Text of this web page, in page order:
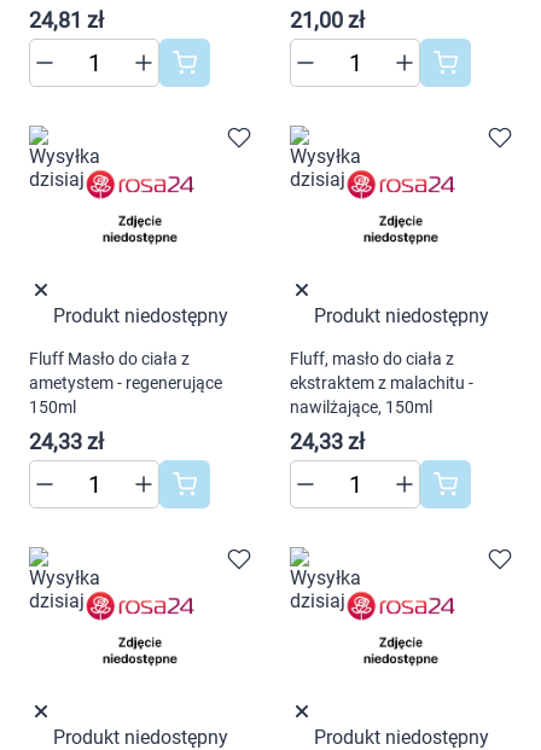
24,81 zł 21,00 zł
Produkt niedostępny
Fluff Masło do ciała z
ametystem - regenerujące
150ml
24,33 zł
Produkt niedostępny
Fluff, masło do ciała z
ekstraktem z malachitu -
nawilżające, 150ml
24,33 zł
Produkt niedostępny Produkt niedostępny